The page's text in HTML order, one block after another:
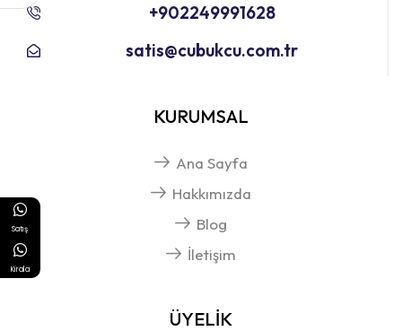
+902249991628
satis@cubukcu.com.tr
KURUMSAL
Ana Sayfa
Hakkımızda
Blog
İletişim
ÜYELİK
Satış
Kirala